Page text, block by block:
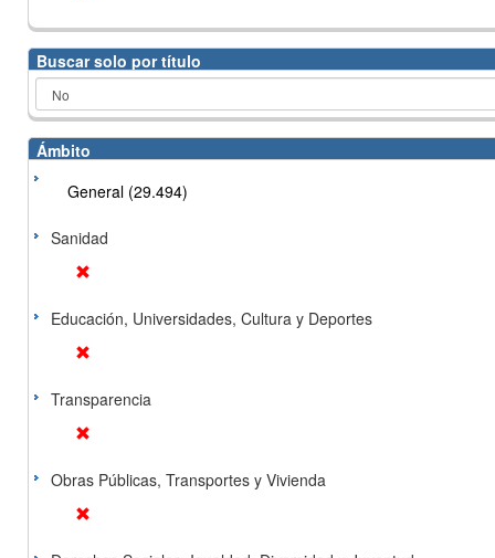
Buscar solo por título
Ámbito
General (29.494)
Sanidad
Educación, Universidades, Cultura y Deportes
Transparencia
Obras Públicas, Transportes y Vivienda